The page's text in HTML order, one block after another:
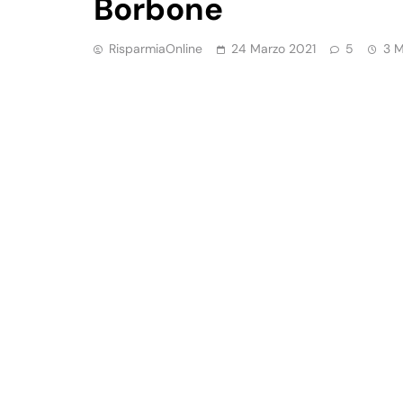
Borbone
RisparmiaOnline 24 Marzo 2021 5 3